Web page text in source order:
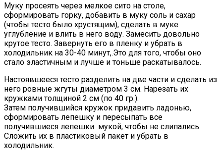
Муку просеять через мелкое сито на столе,
сформировать горку, добавить в муку соль и сахар
(чтобы тесто было хрустящим), сделать в муке
углубление и влить в него воду. Замесить довольно
крутое тесто. Завернуть его в пленку и убрать в
холодильник на 30-40 минут,.Это для того, чтобы оно
стало эластичным и лучше и тоньше раскатывалось.
Настоявшееся тесто разделить на две части и сделать из
него ровные жгуты диаметром 3 см. Нарезать их
кружками толщиной 2 см (по 40 гр.).
Затем получившийся кружок придавить ладонью,
сформировать лепешку и пересыпать все
получившиеся лепешки мукой, чтобы не слипались.
Сложить их в пластиковый пакет и убрать в
холодильник.